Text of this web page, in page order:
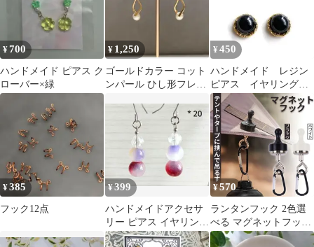
¥700
ハンドメイド ピアス ク
ローバー×緑
¥ 1,250
ゴールドカラー コット
ンパール ひし形フレー
¥ 450
ハンドメイド レジン
ピアス イヤリング
01
¥385
フック12点
¥399
ハンドメイドアクセサ
リー ピアス イヤリング
ビーズピアス シルバー
¥570
ランタンフック 2色選
べる マグネットフック
磁石 カラビナ テント